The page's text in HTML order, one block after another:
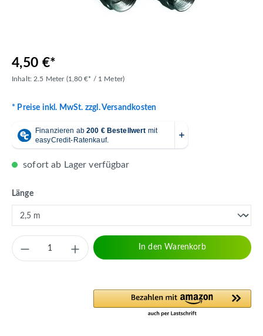
4,50 €*
Inhalt: 2.5 Meter (1,80 €* / 1 Meter)
* Preise inkl. MwSt. zzgl. Versandkosten
sofort ab Lager verfügbar
Längeauswählen
Produkt Anzahl: Gib den gewünschten
In den Warenkorb